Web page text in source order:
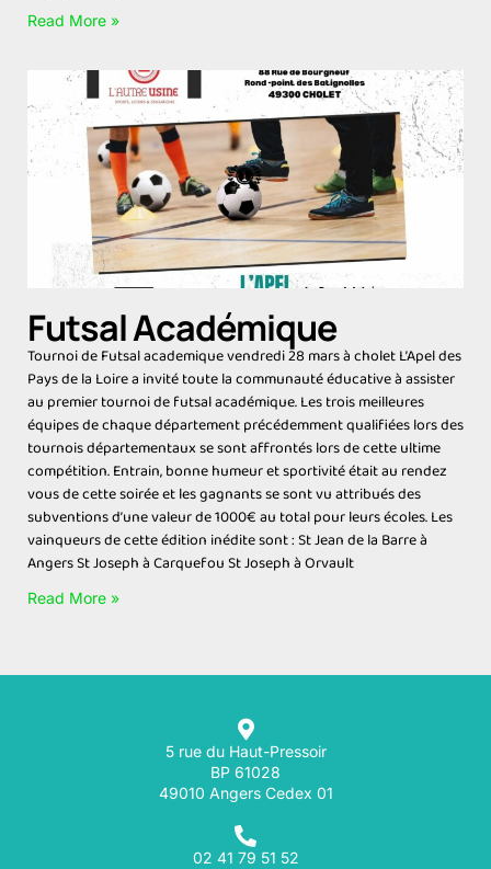
Read More »
Futsal Académique
Tournoi de Futsal academique vendredi 28 mars à cholet L’Apel des
Pays de la Loire a invité toute la communauté éducative à assister
au premier tournoi de futsal académique. Les trois meilleures
équipes de chaque département précédemment qualifiées lors des
tournois départementaux se sont affrontés lors de cette ultime
compétition. Entrain, bonne humeur et sportivité était au rendez
vous de cette soirée et les gagnants se sont vu attribués des
subventions d’une valeur de 1000€ au total pour leurs écoles. Les
vainqueurs de cette édition inédite sont : St Jean de la Barre à
Angers St Joseph à Carquefou St Joseph à Orvault
Read More »
5 rue du Haut-Pressoir
BP 61028
49010 Angers Cedex 01
02 41 79 51 52